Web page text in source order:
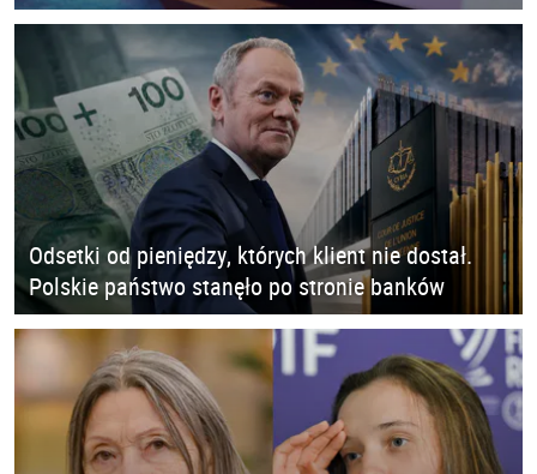
Odsetki od pieniędzy, których klient nie dostał.
Polskie państwo stanęło po stronie banków